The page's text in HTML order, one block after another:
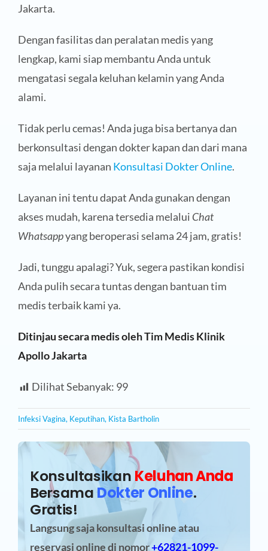
Jakarta.
Dengan fasilitas dan peralatan medis yang
lengkap, kami siap membantu Anda untuk
mengatasi segala keluhan kelamin yang Anda
alami.
Tidak perlu cemas! Anda juga bisa bertanya dan
berkonsultasi dengan dokter kapan dan dari mana
saja melalui layanan Konsultasi Dokter Online.
Layanan ini tentu dapat Anda gunakan dengan
akses mudah, karena tersedia melalui Chat
Whatsappyang beroperasi selama 24 jam, gratis!
Jadi, tunggu apalagi? Yuk, segera pastikan kondisi
Anda pulih secara tuntas dengan bantuan tim
medis terbaik kami ya.
Ditinjau secara medis oleh Tim Medis Klinik
Apollo Jakarta
Dilihat Sebanyak: 99
Infeksi Vagina, Keputihan, Kista Bartholin
Konsultasikan Keluhan Anda
BersamaDokter Online.
Gratis!
Langsung saja konsultasi online atau
reservasi onlinedi nomor+62821-1099-